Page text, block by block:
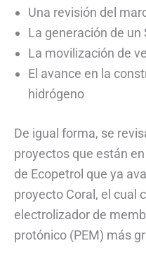
Una revisión del
La generación de
La movilización de
El avance en la
hidrógeno
De igual forma, se
proyectos que están
de Ecopetrol que ya
proyecto Coral, el cual
electrolizador de
protónico (PEM) más